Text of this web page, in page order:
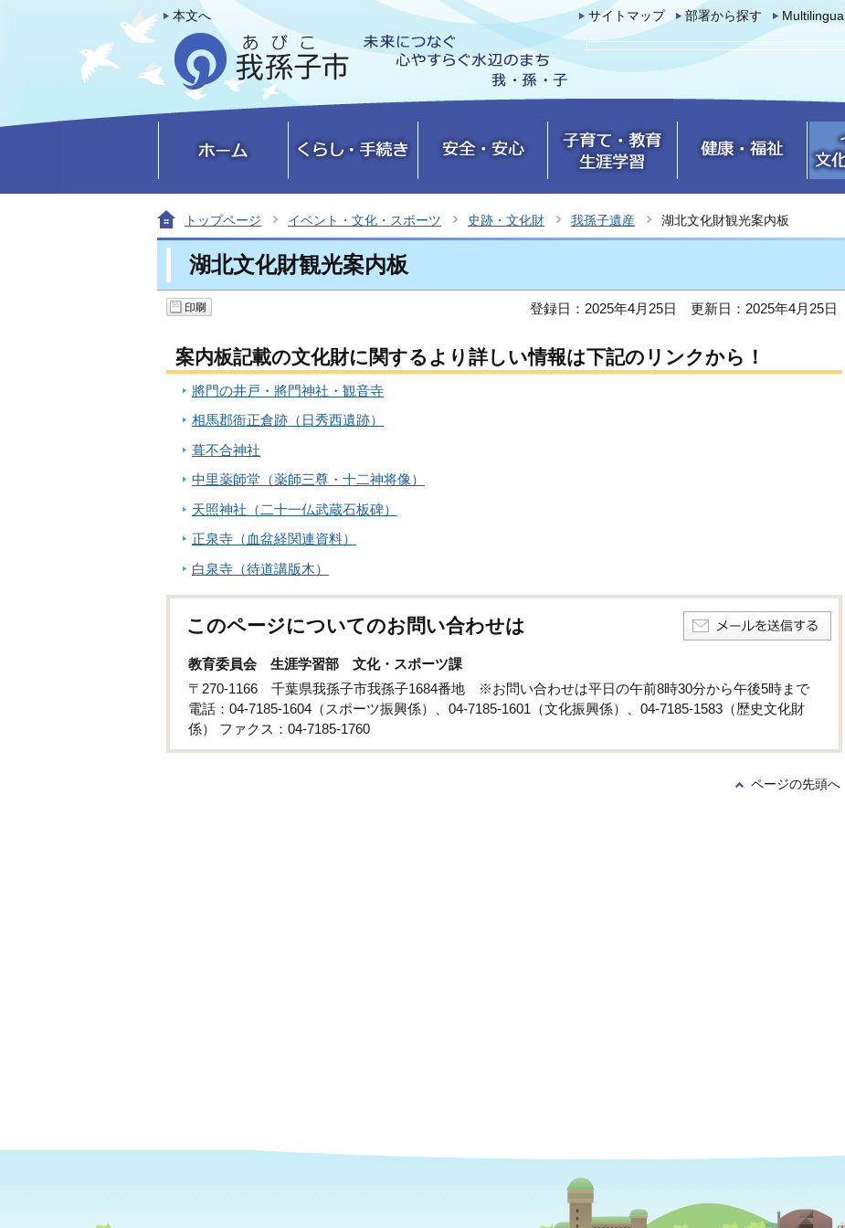
本文へ サイトマップ 部署から探す Multilingual
トップページ イベント・文化・スポーツ 史跡・文化財 我孫子遺産 湖北文化財観光案内板
湖北文化財観光案内板
登録日：2025年4月25日 更新日：2025年4月25日
案内板記載の文化財に関するより詳しい情報は下記のリンクから！
將門の井戸・將門神社・観音寺
相馬郡衙正倉跡（日秀西遺跡）
葺不合神社
中里薬師堂（薬師三尊・十二神将像）
天照神社（二十一仏武蔵石板碑）
正泉寺（血盆経関連資料）
白泉寺（待道講版木）
このページについてのお問い合わせは
教育委員会 生涯学習部 文化・スポーツ課
〒270-1166 千葉県我孫子市我孫子1684番地 ※お問い合わせは平日の午前8時30分から午後5時まで
電話：04-7185-1604（スポーツ振興係）、04-7185-1601（文化振興係）、04-7185-1583（歴史文化財
係） ファクス：04-7185-1760
ページの先頭へ